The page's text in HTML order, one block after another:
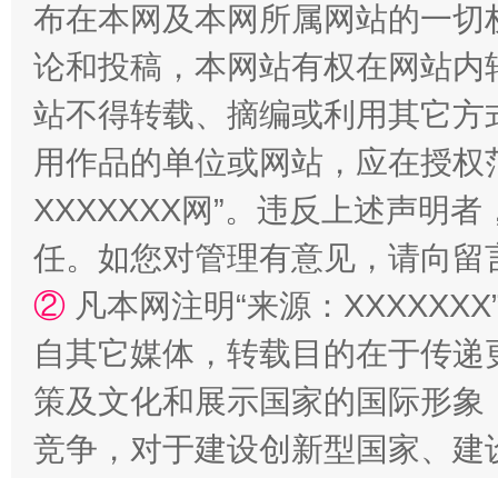
阿坝州三大球赛在茂县开幕 规模
布在本网及本网所属网站的一
论和投稿，本网站有权在网站
站不得转载、摘编或利用其它
用作品的单位或网站，应在授
XXXXXXX网”。违反上述声明
任。如您对管理有意见，请向
② 凡本网注明“来源：
自其它媒体，转载目的在于传
策及文化和展示国家的国际形
竞争，对于建设创新型国家、